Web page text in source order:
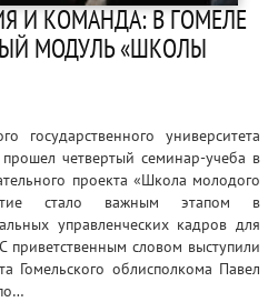
И КОМАНДА: В ГОМЕЛЕ
МОДУЛЬ «ШКОЛЫ
государственного университета
четвертый семинар-учеба в
проекта «Школа молодого
стало важным этапом в
управленческих кадров для
приветственным словом выступили
Гомельского облисполкома Павел